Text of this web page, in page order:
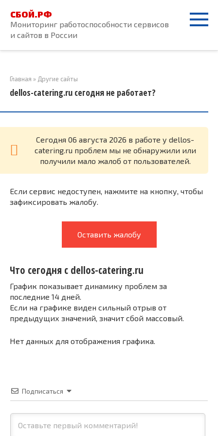
контенту
СБОЙ.РФ
Мониторинг работоспособности сервисов
и сайтов в России
Главная » Другие сайты
dellos-catering.ru сегодня не работает?
Cегодня 06 августа 2026 в работе у dellos-
catering.ru проблем мы не обнаружили или
получили мало жалоб от пользователей.
Если сервис недоступен, нажмите на кнопку, чтобы
зафиксировать жалобу.
Оставить жалобу
Что сегодня с dellos-catering.ru
График показывает динамику проблем за
последние 14 дней.
Если на графике виден сильный отрыв от
предыдущих значений, значит сбой массовый.
Нет данных для отображения графика.
Подписаться